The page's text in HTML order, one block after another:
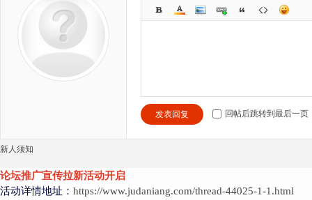
发表回复 回帖后跳转到最后一页
新人须知
论坛推广宣传拉新活动开启
活动详情地址： https://www.judaniang.com/thread-44025-1-1.html